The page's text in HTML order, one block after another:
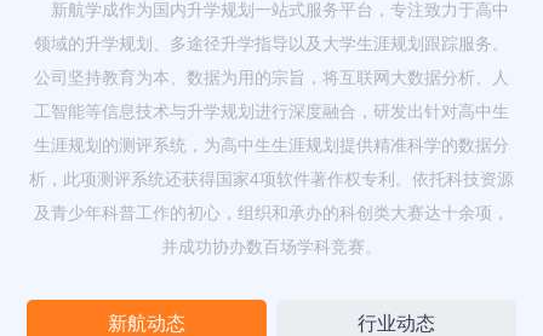
新航学成作为国内升学规划一站式服务平台，专注致力于高中
领域的升学规划、多途径升学指导以及大学生涯规划跟踪服务。
公司坚持教育为本、数据为用的宗旨，将互联网大数据分析、人
工智能等信息技术与升学规划进行深度融合，研发出针对高中生
生涯规划的测评系统，为高中生生涯规划提供精准科学的数据分
析，此项测评系统还获得国家4项软件著作权专利。依托科技资源
及青少年科普工作的初心，组织和承办的科创类大赛达十余项，
并成功协办数百场学科竞赛。
新航动态 行业动态